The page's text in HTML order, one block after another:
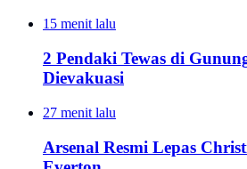
15 menit lalu
2 Pendaki Tewas di
Dievakuasi
27 menit lalu
Arsenal Resmi Lepas